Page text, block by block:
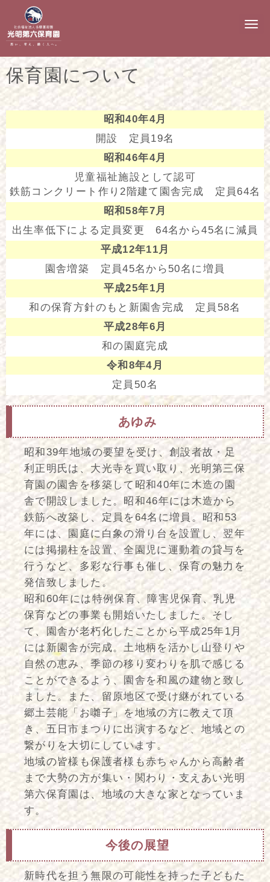
N
g
a
n
保育園について
昭和40年4月
開設 定員19名
昭和46年4月
児童福祉施設として認可
鉄筋コンクリート作り2階建て園舎完成 定員64名
昭和58年7月
出生率低下による定員変更 64名から45名に減員
平成12年11月
園舎増築 定員45名から50名に増員
平成25年1月
和の保育方針のもと新園舎完成 定員58名
平成28年6月
和の園庭完成
令和8年4月
定員50名
あゆみ
昭和39年地域の要望を受け、創設者故・足
利正明氏は、大光寺を買い取り、光明第三保
育園の園舎を移築して昭和40年に木造の園
舎で開設しました。昭和46年には木造から
鉄筋へ改築し、定員を64名に増員。昭和53
年には、園庭に白象の滑り台を設置し、翌年
には掲揚柱を設置、全園児に運動着の貸与を
行うなど、多彩な行事も催し、保育の魅力を
発信致しました。
昭和60年には特例保育、障害児保育、乳児
保育などの事業も開始いたしました。そし
て、園舎が老朽化したことから平成25年1月
には新園舎が完成。土地柄を活かし山登りや
自然の恵み、季節の移り変わりを肌で感じる
ことができるよう、園舎を和風の建物と致し
ました。また、留原地区で受け継がれている
郷土芸能「お囃子」を地域の方に教えて頂
き、五日市まつりに出演するなど、地域との
繋がりを大切にしています。
地域の皆様も保護者様も赤ちゃんから高齢者
まで大勢の方が集い・関わり・支えあい光明
第六保育園は、地域の大きな家となっていま
す。
今後の展望
新時代を担う無限の可能性を持った子どもた